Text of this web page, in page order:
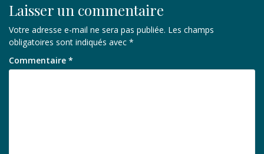
Laisser un commentaire
Votre adresse e-mail ne sera pas publiée. Les champs
obligatoires sont indiqués avec *
Commentaire *